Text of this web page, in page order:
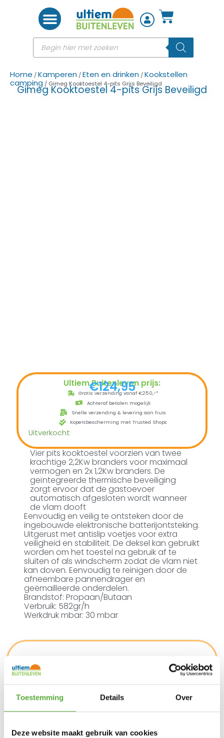
Toestemming Details Over
Deze website maakt gebruik van cookies
Home /Kamperen /Eten en drinken /Kookstellen
camping / Gimeg Kooktoestel 4-pits Grijs Beveiligd
Gimeg Kooktoestel 4-pits Grijs Beveiligd
Ultiem Buitenleven prijs:
€124,95
Gratis verzending vanaf €250,-*
Achteraf betalen mogelijk
Snelle verzending & levering aan huis
Kopersbescherming met Trusted Shops
Uitverkocht
Vier pits kooktoestel voorzien van twee
krachtige 2,2Kw branders voor maximaal
vermogen en 2x 1,2Kw branders. De
geïntegreerde thermische beveiliging
zorgt ervoor dat de gastoevoer
automatisch afgesloten wordt wanneer
de vlam dooft
Eenvoudig en veilig te ontsteken door de
ingebouwde elektronische batterijontsteking.
Uitgerust met antislip voetjes voor extra
veiligheid en stabiliteit. De deksel kan gebruikt
worden om het toestel na gebruik af te
sluiten of als windscherm zodat de vlam niet
kan doven. Eenvoudig te reinigen door de
afneembare pannendrager en
geëmailleerde onderdelen.
Brandstof: Propaan/Butaan
Verbruik: 582gr/h
Werkdruk mbar: 30 mbar
Gratis verzending vanaf €250,-*
Achteraf betalen mogelijk
Kopersbescherming met Trusted Shops